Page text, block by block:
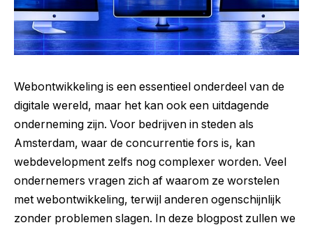
Webontwikkeling is een essentieel onderdeel van de
digitale wereld, maar het kan ook een uitdagende
onderneming zijn. Voor bedrijven in steden als
Amsterdam, waar de concurrentie fors is, kan
webdevelopment zelfs nog complexer worden. Veel
ondernemers vragen zich af waarom ze worstelen
met webontwikkeling, terwijl anderen ogenschijnlijk
zonder problemen slagen. In deze blogpost zullen we